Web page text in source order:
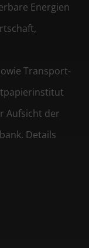
Energien
Transport-
Aufsicht der
Details